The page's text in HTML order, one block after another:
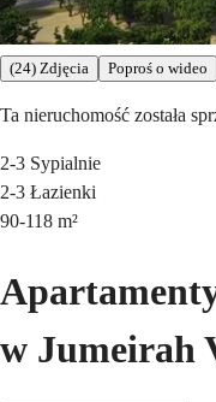
(24) Zdjęcia Poproś o wideo
Ta nieruchomość została
2-3 Sypialnie
2-3 Łazienki
90-118 m²
w Jumeirah